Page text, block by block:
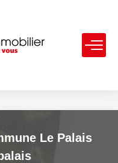
Le Palais